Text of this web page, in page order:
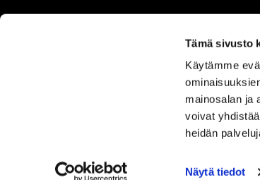
Tämä sivusto
Käytämme
mainosalan ja
voivat
heidän
Näytä tiedot
SISUSTUS ILO TUOTEVALIKOIMA OMA